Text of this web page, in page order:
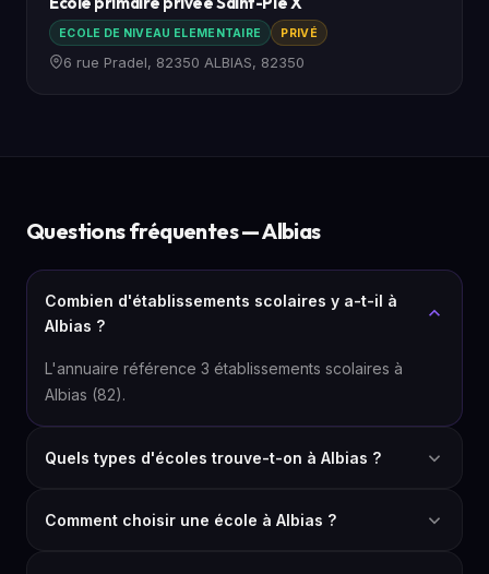
ECOLE DE NIVEAU ELEMENTAIRE PRIVÉ
6 rue Pradel, 82350 ALBIAS, 82350
Questions fréquentes — Albias
Combien d'établissements scolaires y a-t-il à
Albias ?
L'annuaire référence 3 établissements scolaires à
Albias (82).
Quels types d'écoles trouve-t-on à Albias ?
Comment choisir une école à Albias ?